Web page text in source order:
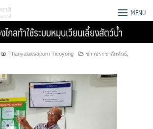
ติ MENU
กลท้าใช้ระบบหมุนเวียนเลี้ยงสัตว์น้ำ
Thanyalaksaporn Tieoyong ข่าวประชาสัมพันธ์